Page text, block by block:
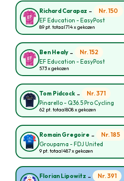
Richard Carapaz - Nr. 150
EF Education - EasyPost
89 pt. totaal714 x gekozen
Ben Healy - Nr. 152
EF Education - EasyPost
573 x gekozen
Tom Pidcock - Nr. 371
Pinarello - Q36.5 Pro Cycling
62 pt. totaal808 x gekozen
Romain Gregoire - Nr. 185
Groupama - FDJ United
9 pt. totaal487 x gekozen
Florian Lipowitz - Nr. 391